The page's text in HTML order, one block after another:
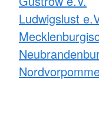
Ludwigslust